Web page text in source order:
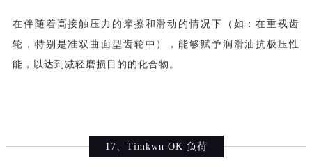
在伴随着高接触压力的摩擦和滑动的情况下（如：在重载齿
轮，特别是准双曲面型齿轮中），能够赋予润滑油抗极压性
能，以达到减轻磨损目的的化合物。
17、Timkwn OK 负荷